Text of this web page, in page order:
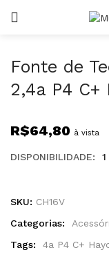
Lembrar-me
Fonte de
2,4a P4
R$64,80 à vista
DISPONIBILIDADE:
SKU: CH16V
Categorias:
Tags:
4a P4 C+